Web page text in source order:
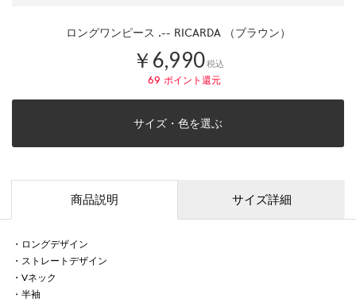
ロングワンピース .-- RICARDA （ブラウン）
￥6,990税込
69 ポイント還元
サイズ・色を選ぶ
商品説明 サイズ詳細
・ロングデザイン
・ストレートデザイン
・Vネック
・半袖